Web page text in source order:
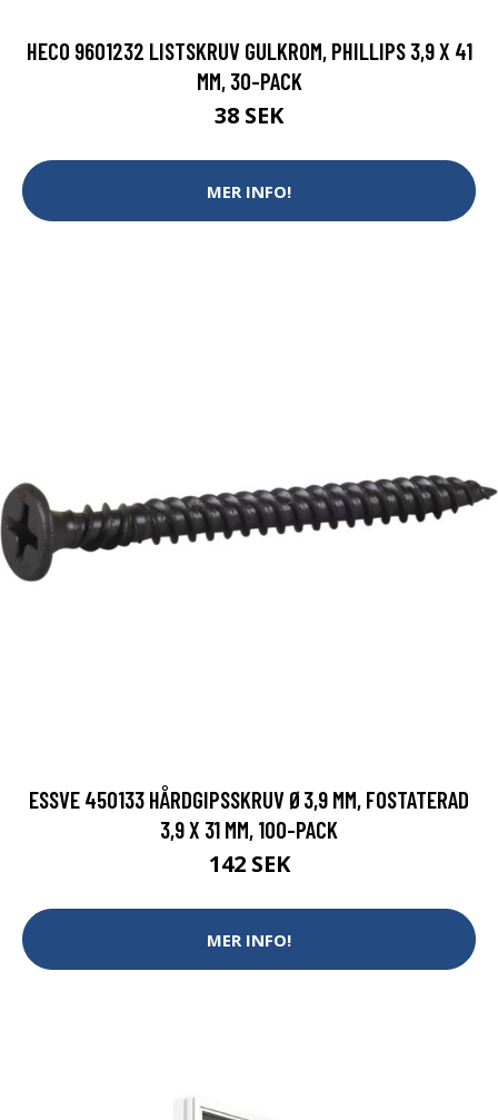
HECO 9601232 LISTSKRUV GULKROM, PHILLIPS 3,9 X 41
MM, 30-PACK
38 SEK
MER INFO!
ESSVE 450133 HÅRDGIPSSKRUV Ø3,9 MM, FOSTATERAD
3,9 X 31 MM, 100-PACK
142 SEK
MER INFO!